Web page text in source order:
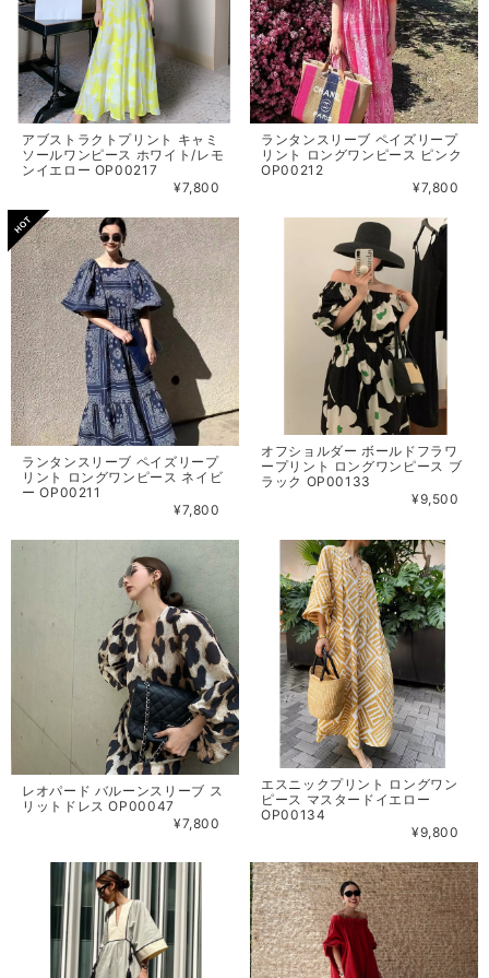
アブストラクトプリント キャミ
ソールワンピース ホワイト/レモ
ンイエロー OP00217
¥7,800
ランタンスリーブ ペイズリープ
リント ロングワンピース ピンク
OP00212
¥7,800
ランタンスリーブ ペイズリープ
リント ロングワンピース ネイビ
ー OP00211
¥7,800
オフショルダー ボールドフラワ
ープリント ロングワンピース ブ
ラック OP00133
¥9,500
レオパード バルーンスリーブ ス
リットドレス OP00047
¥7,800
エスニックプリント ロングワン
ピース マスタードイエロー
OP00134
¥9,800